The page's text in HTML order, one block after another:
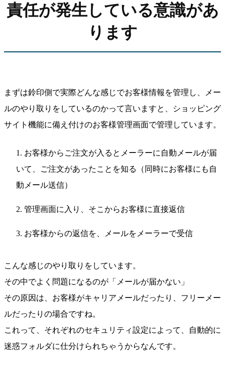
責任が発生している意識があ
ります
まずは鈴印側で実際どんな感じでお客様情報を管理し、メー
ルのやり取りをしているのかって言いますと、ショッピング
サイト機能に備え付けのお客様管理画面で管理しています。
お客様からご注文が入るとメーラーに自動メールが届
いて、ご注文があったことを知る（同時にお客様にも自
動メール送信）
管理画面に入り、そこからお客様に直接返信
お客様からの返信を、メールをメーラーで受信
こんな感じのやり取りをしています。
その中でよく問題になるのが「メールが届かない」
その原因は、お客様がキャリアメールだったり、フリーメー
ルだったりの場合ですね。
これって、それぞれのセキュリティ設定によって、自動的に
迷惑フォルダに仕分けられちゃうからなんです。